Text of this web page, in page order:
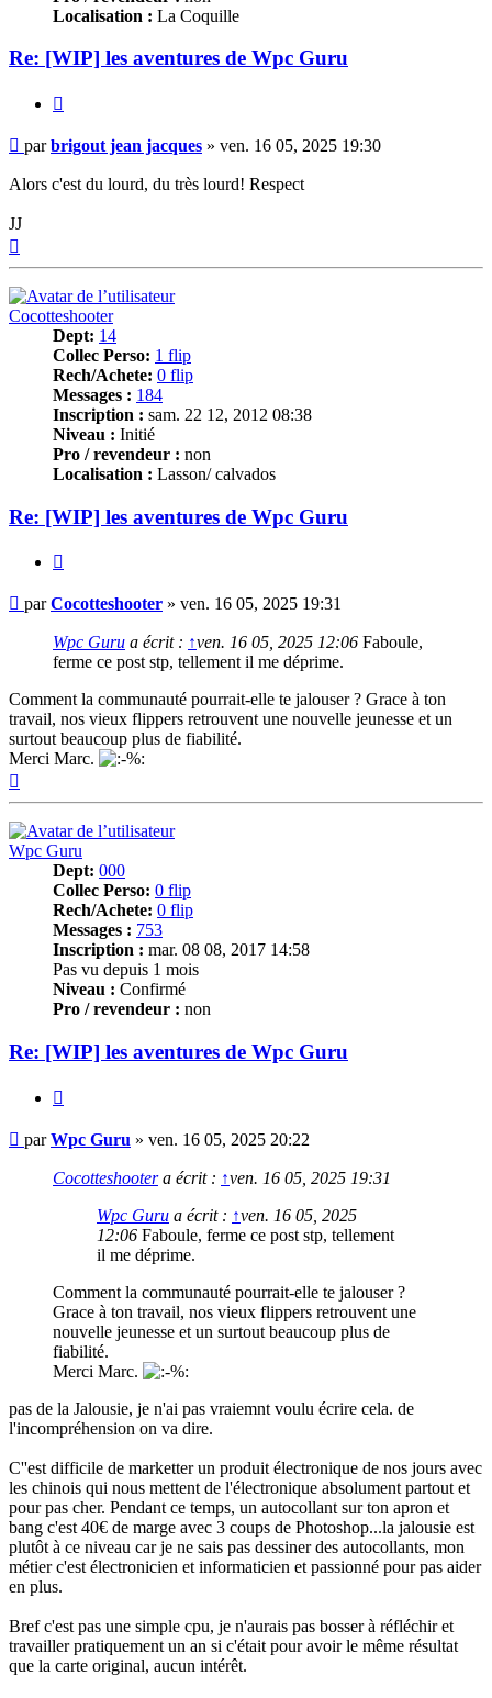
Localisation : La Coquille
Re: [WIP] les aventures de Wpc Guru
Message
parbrigout jean jacques » ven. 16 05, 2025 19:30
Alors c'est du lourd, du très lourd! Respect
JJ
Cocotteshooter
Dept: 14
Collec Perso: 1 flip
Rech/Achete: 0 flip
Messages : 184
Inscription : sam. 22 12, 2012 08:38
Niveau : Initié
Pro / revendeur : non
Localisation : Lasson/ calvados
Re: [WIP] les aventures de Wpc Guru
Message
parCocotteshooter » ven. 16 05, 2025 19:31
Wpc Guru a écrit : ↑ven. 16 05, 2025 12:06 Faboule,
ferme ce post stp, tellement il me déprime.
Comment la communauté pourrait-elle te jalouser ? Grace à ton
travail, nos vieux flippers retrouvent une nouvelle jeunesse et un
surtout beaucoup plus de fiabilité.
Merci Marc.
Wpc Guru
Dept: 000
Collec Perso: 0 flip
Rech/Achete: 0 flip
Messages : 753
Inscription : mar. 08 08, 2017 14:58
Pas vu depuis 1 mois
Niveau : Confirmé
Pro / revendeur : non
Re: [WIP] les aventures de Wpc Guru
Message
parWpc Guru » ven. 16 05, 2025 20:22
Cocotteshootera écrit : ↑ven. 16 05, 2025 19:31
Wpc Guru a écrit : ↑ven. 16 05, 2025
12:06 Faboule, ferme ce post stp, tellement
il me déprime.
Comment la communauté pourrait-elle te jalouser ?
Grace à ton travail, nos vieux flippers retrouvent une
nouvelle jeunesse et un surtout beaucoup plus de
fiabilité.
Merci Marc.
pas de la Jalousie, je n'ai pas vraiemnt voulu écrire cela. de
l'incompréhension on va dire.
C''est difficile de marketter un produit électronique de nos jours avec
les chinois qui nous mettent de l'électronique absolument partout et
pour pas cher. Pendant ce temps, un autocollant sur ton apron et
bang c'est 40€ de marge avec 3 coups de Photoshop...la jalousie est
plutôt à ce niveau car je ne sais pas dessiner des autocollants, mon
métier c'est électronicien et informaticien et passionné pour pas aider
en plus.
Bref c'est pas une simple cpu, je n'aurais pas bosser à réfléchir et
travailler pratiquement un an si c'était pour avoir le même résultat
que la carte original, aucun intérêt.